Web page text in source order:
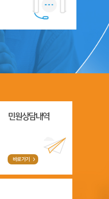
민원상담내역
바로가기